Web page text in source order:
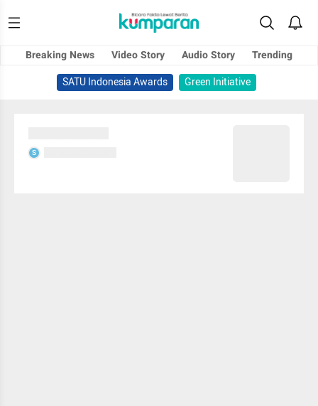
Breaking News Video Story Audio Story
Trending
SATU Indonesia Awards
Green Initiative
S